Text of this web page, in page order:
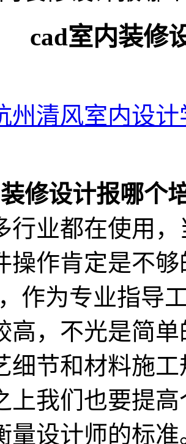
cad室内装修
州清风室内设计
修设计报哪个
行业都在使用
操作肯定是不
作为专业指导
高，不光是简
细节和材料施
上我们也要提
量设计师的标